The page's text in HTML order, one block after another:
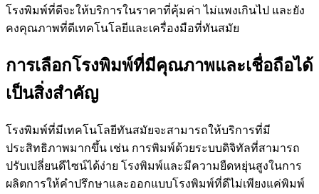
โรงพิมพ์ที่ดีจะให้บริการในราคาที่คุ้มค่า ไม่แพงเกินไป และยัง
คงคุณภาพที่ดีเทคโนโลยีและเครื่องมือที่ทันสมัย
การเลือกโรงพิมพ์ที่มีคุณภาพและเชื่อถือได้
เป็นสิ่งสำคัญ
โรงพิมพ์ที่มีเทคโนโลยีทันสมัยจะสามารถให้บริการที่มี
ประสิทธิภาพมากขึ้น เช่น การพิมพ์ด้วยระบบดิจิทัลที่สามารถ
ปรับเปลี่ยนดีไซน์ได้ง่าย โรงพิมพ์และมีความยืดหยุ่นสูงในการ
ผลิตการให้คำปรึกษาและออกแบบโรงพิมพ์ที่ดีไม่เพียงแค่พิมพ์